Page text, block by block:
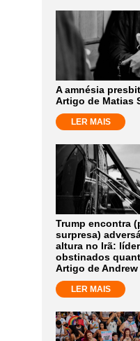
A amnésia
Artigo de Matias
LER MAIS
Trump encontra
surpresa)
altura no Irã:
obstinados
Artigo de Andrew
LER MAIS